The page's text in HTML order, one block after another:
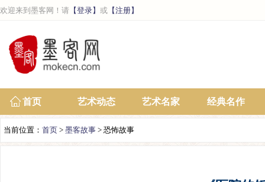
欢迎来到墨客网！请 【登录】 或 【注册】
首页 艺术动态 艺术名家 经典名作
当前位置： 首页 > 墨客故事 > 恐怖故事